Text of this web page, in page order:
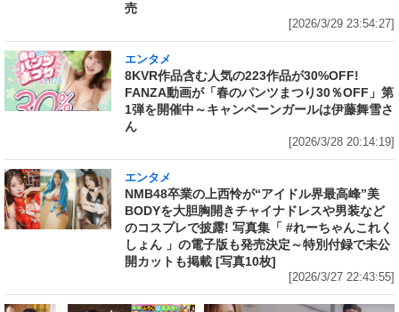
売
[2026/3/29 23:54:27]
エンタメ
8KVR作品含む人気の223作品が30%OFF!
FANZA動画が「春のパンツまつり30％OFF」第
1弾を開催中～キャンペーンガールは伊藤舞雪さ
ん
[2026/3/28 20:14:19]
エンタメ
NMB48卒業の上西怜が“アイドル界最高峰”美
BODYを大胆胸開きチャイナドレスや男装など
のコスプレで披露! 写真集「 #れーちゃんこれく
しょん 」の電子版も発売決定～特別付録で未公
開カットも掲載 [写真10枚]
[2026/3/27 22:43:55]